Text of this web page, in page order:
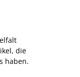
die
haben.